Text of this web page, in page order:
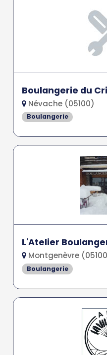
Boulangerie du
Névache (05100)
Boulangerie
L'Atelier
Montgenèvre
Boulangerie